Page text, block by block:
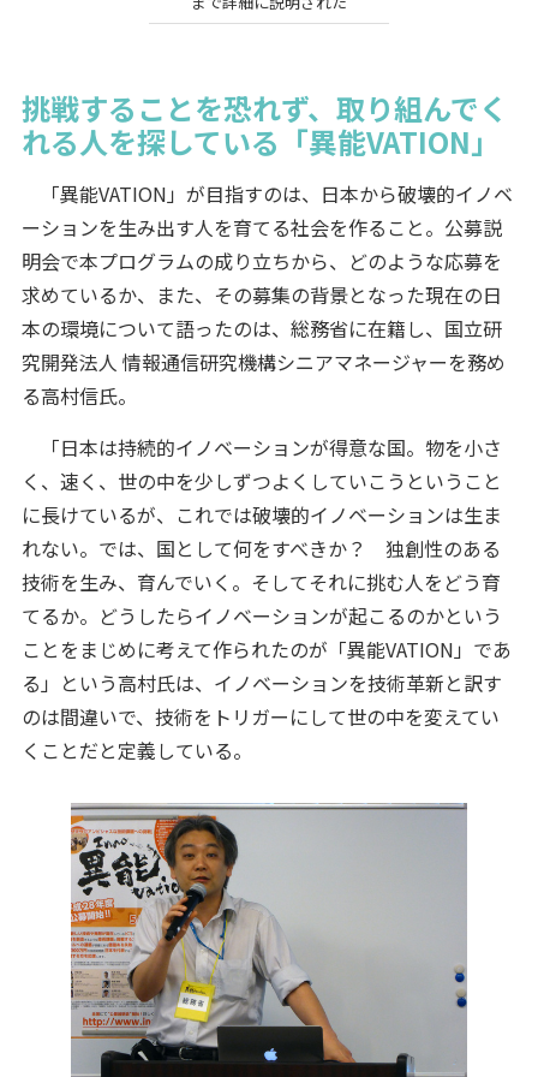
挑戦することを恐れず、取り組んでく
れる人を探している「異能VATION」
「異能VATION」が目指すのは、日本から破壊的イノベ
ーションを生み出す人を育てる社会を作ること。公募説
明会で本プログラムの成り立ちから、どのような応募を
求めているか、また、その募集の背景となった現在の日
本の環境について語ったのは、総務省に在籍し、国立研
究開発法人 情報通信研究機構シニアマネージャーを務め
る高村信氏。
「日本は持続的イノベーションが得意な国。物を小さ
く、速く、世の中を少しずつよくしていこうということ
に長けているが、これでは破壊的イノベーションは生ま
れない。では、国として何をすべきか？ 独創性のある
技術を生み、育んでいく。そしてそれに挑む人をどう育
てるか。どうしたらイノベーションが起こるのかという
ことをまじめに考えて作られたのが「異能VATION」であ
る」という高村氏は、イノベーションを技術革新と訳す
のは間違いで、技術をトリガーにして世の中を変えてい
くことだと定義している。